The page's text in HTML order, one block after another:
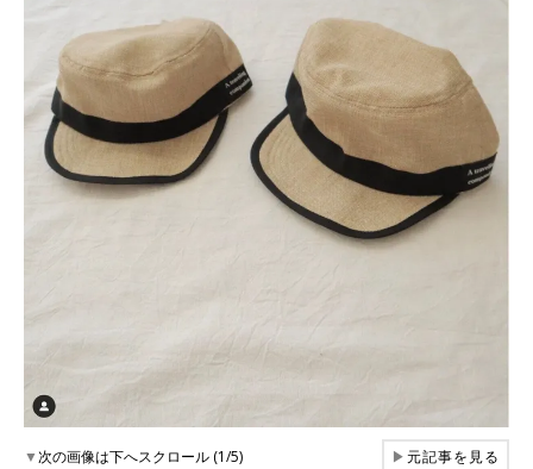
▼次の画像は下へスクロール (1/5) ▶元記事を見る